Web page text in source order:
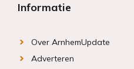
Informatie
Over ArnhemUpdate
Adverteren